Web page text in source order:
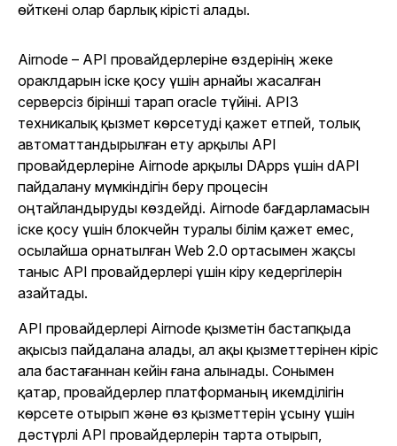
өйткені олар барлық кірісті алады.
Airnode – API провайдерлеріне өздерінің жеке
ораклдарын іске қосу үшін арнайы жасалған
серверсіз бірінші тарап oracle түйіні. API3
техникалық қызмет көрсетуді қажет етпей, толық
автоматтандырылған ету арқылы API
провайдерлеріне Airnode арқылы DApps үшін dAPI
пайдалану мүмкіндігін беру процесін
оңтайландыруды көздейді. Airnode бағдарламасын
іске қосу үшін блокчейн туралы білім қажет емес,
осылайша орнатылған Web 2.0 ортасымен жақсы
таныс API провайдерлері үшін кіру кедергілерін
азайтады.
API провайдерлері Airnode қызметін бастапқыда
ақысыз пайдалана алады, ал ақы қызметтерінен кіріс
ала бастағаннан кейін ғана алынады. Сонымен
қатар, провайдерлер платформаның икемділігін
көрсете отырып және өз қызметтерін ұсыну үшін
дәстүрлі API провайдерлерін тарта отырып,